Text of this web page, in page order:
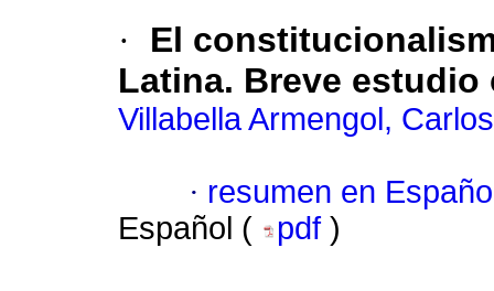
·
El
Latina. Breve estudio
Villabella Armengol,
· resumen en
Español (
pdf )